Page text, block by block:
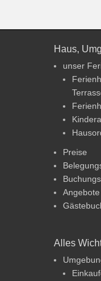
Haus,
unser
Preise
Angebote
Alles